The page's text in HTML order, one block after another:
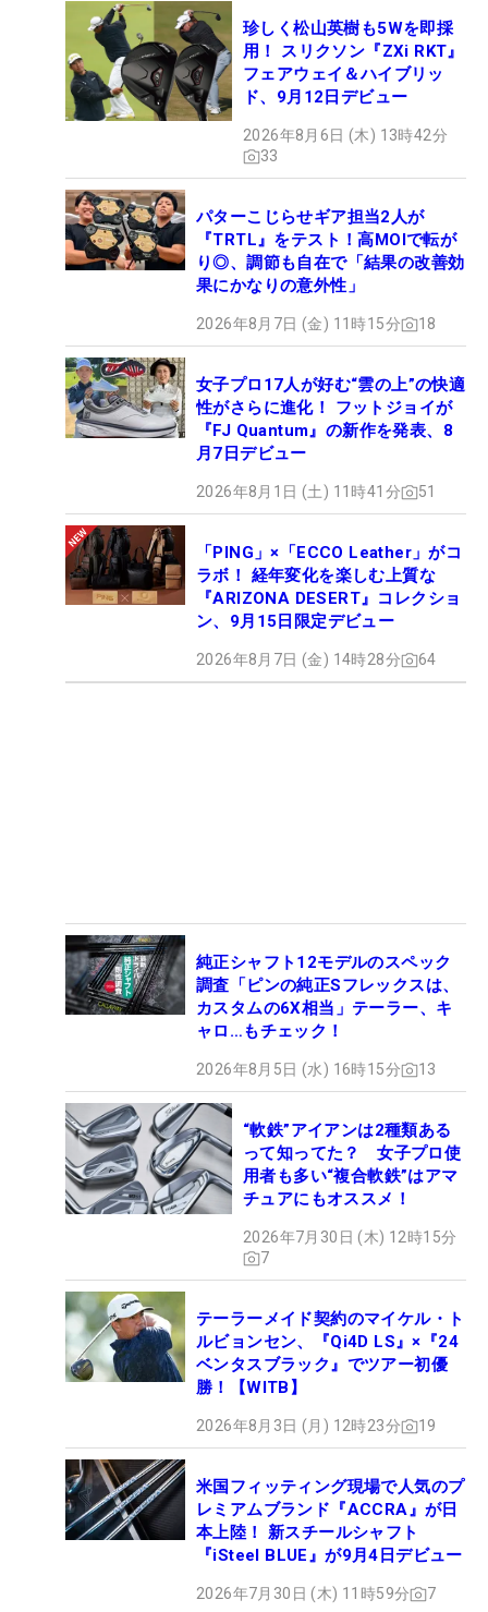
珍しく松山英樹も5Wを即採
用！ スリクソン『ZXi RKT』
フェアウェイ＆ハイブリッ
ド、9月12日デビュー
2026年8月6日 (木) 13時42分
33
パターこじらせギア担当2人が
『TRTL』をテスト！高MOIで転が
り◎、調節も自在で「結果の改善効
果にかなりの意外性」
2026年8月7日 (金) 11時15分 18
女子プロ17人が好む“雲の上”の快適
性がさらに進化！ フットジョイが
『FJ Quantum』の新作を発表、8
月7日デビュー
2026年8月1日 (土) 11時41分 51
「PING」×「ECCO Leather」がコ
ラボ！ 経年変化を楽しむ上質な
『ARIZONA DESERT』コレクショ
ン、9月15日限定デビュー
2026年8月7日 (金) 14時28分 64
純正シャフト12モデルのスペック
調査「ピンの純正Sフレックスは、
カスタムの6X相当」テーラー、キ
ャロ…もチェック！
2026年8月5日 (水) 16時15分 13
“軟鉄”アイアンは2種類ある
って知ってた？ 女子プロ使
用者も多い“複合軟鉄”はアマ
チュアにもオススメ！
2026年7月30日 (木) 12時15分
7
テーラーメイド契約のマイケル・ト
ルビョンセン、『Qi4D LS』×『24
ベンタスブラック』でツアー初優
勝！【WITB】
2026年8月3日 (月) 12時23分 19
米国フィッティング現場で人気のプ
レミアムブランド『ACCRA』が日
本上陸！ 新スチールシャフト
『iSteel BLUE』が9月4日デビュー
2026年7月30日 (木) 11時59分 7